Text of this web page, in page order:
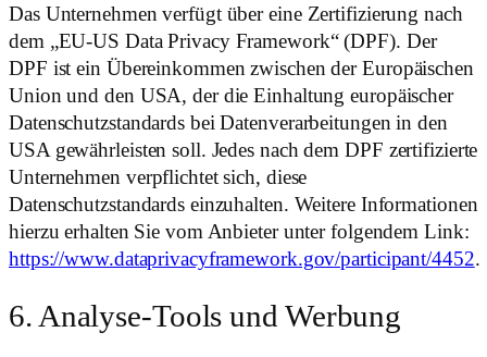
Das Unternehmen verfügt über eine Zertifizierung nach
dem „EU-US Data Privacy Framework“ (DPF). Der
DPF ist ein Übereinkommen zwischen der Europäischen
Union und den USA, der die Einhaltung europäischer
Datenschutzstandards bei Datenverarbeitungen in den
USA gewährleisten soll. Jedes nach dem DPF zertifizierte
Unternehmen verpflichtet sich, diese
Datenschutzstandards einzuhalten. Weitere Informationen
hierzu erhalten Sie vom Anbieter unter folgendem Link:
https://www.dataprivacyframework.gov/participant/4452.
6. Analyse-Tools und Werbung